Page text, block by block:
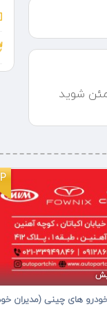
شوید
های چینی (مدیران